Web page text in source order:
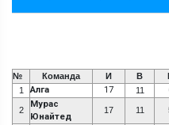
№ Команда И В
1
Алга 17 11
2
Мурас
Юнайтед
17 11